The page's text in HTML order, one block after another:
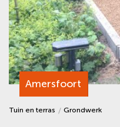
Amersfoort
Tuin en terras Grondwerk